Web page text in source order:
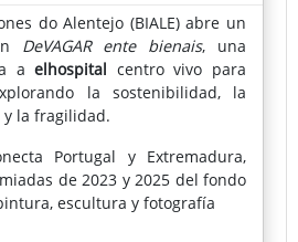
do Alentejo (BIALE) abre un
DeVAGAR ente bienais, una
aelhospital centro vivo para
la sostenibilidad, la
y la fragilidad.
Portugal y Extremadura,
de 2023 y 2025 del fondo
escultura y fotografía